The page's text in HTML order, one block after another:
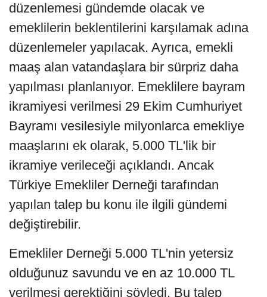
düzenlemesi gündemde olacak ve
emeklilerin beklentilerini karşılamak adına
düzenlemeler yapılacak. Ayrıca, emekli
maaş alan vatandaşlara bir sürpriz daha
yapılması planlanıyor. Emeklilere bayram
ikramiyesi verilmesi 29 Ekim Cumhuriyet
Bayramı vesilesiyle milyonlarca emekliye
maaşlarını ek olarak, 5.000 TL'lik bir
ikramiye verileceği açıklandı. Ancak
Türkiye Emekliler Derneği tarafından
yapılan talep bu konu ile ilgili gündemi
değiştirebilir.
Emekliler Derneği 5.000 TL'nin yetersiz
olduğunuz savundu ve en az 10.000 TL
verilmesi gerektiğini söyledi. Bu talep